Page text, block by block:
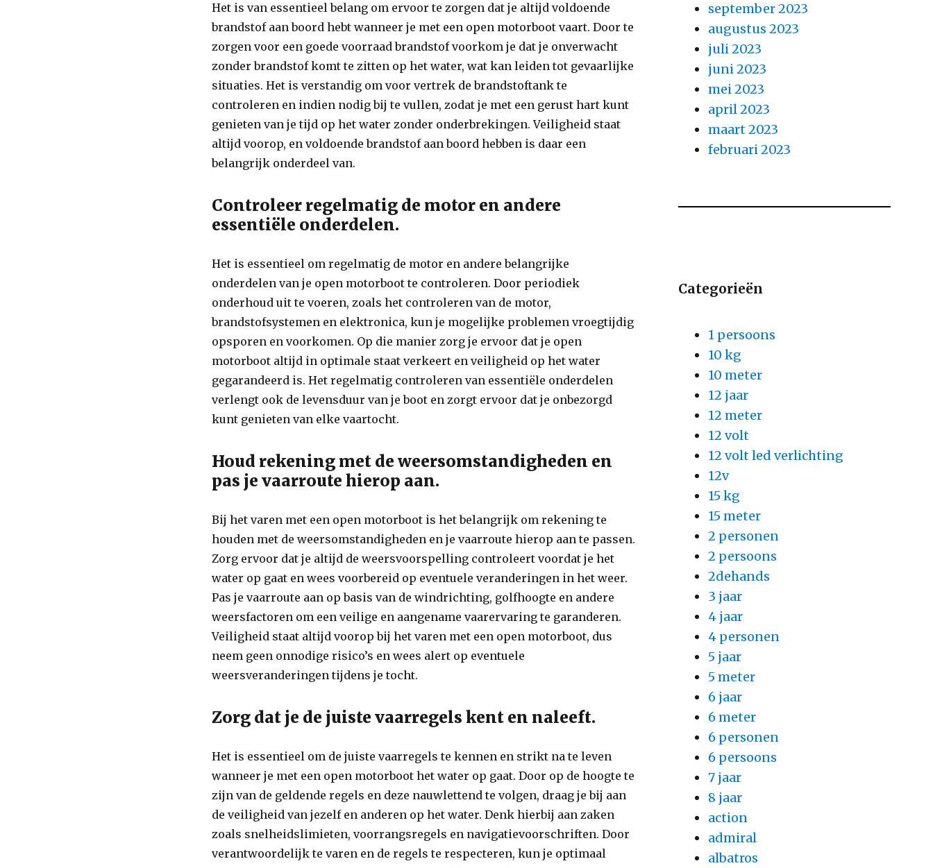
Het is van essentieel belang om ervoor te zorgen dat je altijd voldoende
brandstof aan boord hebt wanneer je met een open motorboot vaart. Door te
zorgen voor een goede voorraad brandstof voorkom je dat je onverwacht
zonder brandstof komt te zitten op het water, wat kan leiden tot gevaarlijke
situaties. Het is verstandig om voor vertrek de brandstoftank te
controleren en indien nodig bij te vullen, zodat je met een gerust hart kunt
genieten van je tijd op het water zonder onderbrekingen. Veiligheid staat
altijd voorop, en voldoende brandstof aan boord hebben is daar een
belangrijk onderdeel van.
Controleer regelmatig de motor en andere
essentiële onderdelen.
Het is essentieel om regelmatig de motor en andere belangrijke
onderdelen van je open motorboot te controleren. Door periodiek
onderhoud uit te voeren, zoals het controleren van de motor,
brandstofsystemen en elektronica, kun je mogelijke problemen vroegtijdig
opsporen en voorkomen. Op die manier zorg je ervoor dat je open
motorboot altijd in optimale staat verkeert en veiligheid op het water
gegarandeerd is. Het regelmatig controleren van essentiële onderdelen
verlengt ook de levensduur van je boot en zorgt ervoor dat je onbezorgd
kunt genieten van elke vaartocht.
Houd rekening met de weersomstandigheden en
pas je vaarroute hierop aan.
Bij het varen met een open motorboot is het belangrijk om rekening te
houden met de weersomstandigheden en je vaarroute hierop aan te passen.
Zorg ervoor dat je altijd de weersvoorspelling controleert voordat je het
water op gaat en wees voorbereid op eventuele veranderingen in het weer.
Pas je vaarroute aan op basis van de windrichting, golfhoogte en andere
weersfactoren om een veilige en aangename vaarervaring te garanderen.
Veiligheid staat altijd voorop bij het varen met een open motorboot, dus
neem geen onnodige risico’s en wees alert op eventuele
weersveranderingen tijdens je tocht.
Zorg dat je de juiste vaarregels kent en naleeft.
Het is essentieel om de juiste vaarregels te kennen en strikt na te leven
wanneer je met een open motorboot het water op gaat. Door op de hoogte te
zijn van de geldende regels en deze nauwlettend te volgen, draag je bij aan
de veiligheid van jezelf en anderen op het water. Denk hierbij aan zaken
zoals snelheidslimieten, voorrangsregels en navigatievoorschriften. Door
verantwoordelijk te varen en de regels te respecteren, kun je optimaal
september 2023
augustus 2023
juli 2023
juni 2023
mei 2023
april 2023
maart 2023
februari 2023
Categorieën
1 persoons
10 kg
10 meter
12 jaar
12 meter
12 volt
12 volt led verlichting
12v
15 kg
15 meter
2 personen
2 persoons
2dehands
3 jaar
4 jaar
4 personen
5 jaar
5 meter
6 jaar
6 meter
6 personen
6 persoons
7 jaar
8 jaar
action
admiral
albatros